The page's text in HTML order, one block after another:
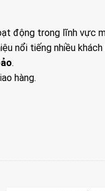
động trong lĩnh vực
nổi tiếng nhiều khách
.
hàng.